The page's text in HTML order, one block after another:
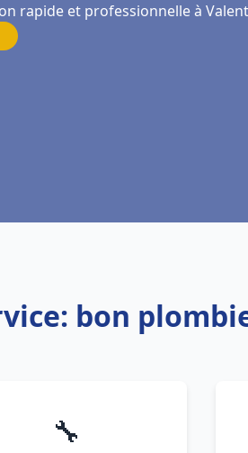
rapide et professionnelle à
bon
🔧